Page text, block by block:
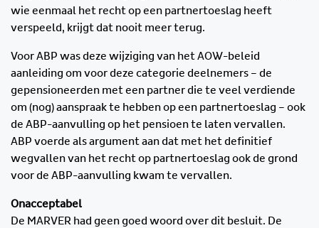
wie eenmaal het recht op een partnertoeslag heeft
verspeeld, krijgt dat nooit meer terug.
Voor ABP was deze wijziging van het AOW-beleid
aanleiding om voor deze categorie deelnemers – de
gepensioneerden met een partner die te veel verdiende
om (nog) aanspraak te hebben op een partnertoeslag – ook
de ABP-aanvulling op het pensioen te laten vervallen.
ABP voerde als argument aan dat met het definitief
wegvallen van het recht op partnertoeslag ook de grond
voor de ABP-aanvulling kwam te vervallen.
Onacceptabel
De MARVER had geen goed woord over dit besluit. De